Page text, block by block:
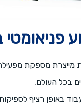
מייצרת מספקת
בכל העולם.